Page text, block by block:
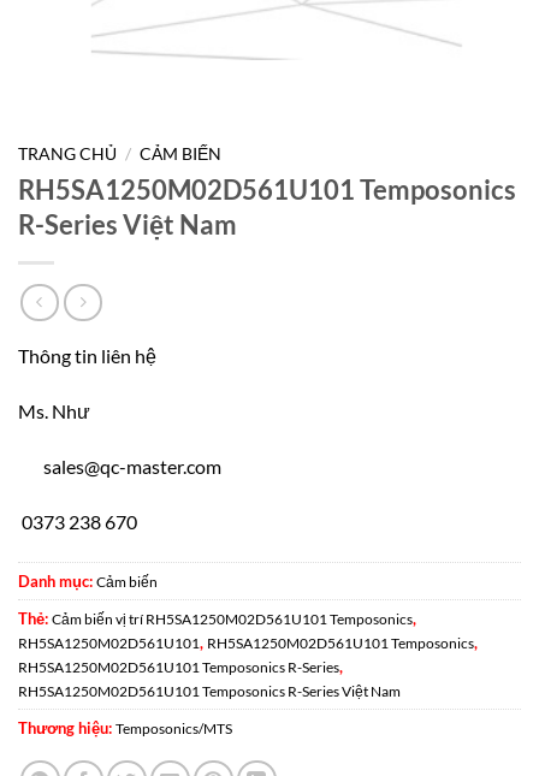
TRANG CHỦ / CẢM BIẾN
RH5SA1250M02D561U101 Temposonics
R-Series Việt Nam
Thông tin liên hệ
Ms. Như
sales@qc-master.com
0373 238 670
Danh mục: Cảm biến
Thẻ: Cảm biến vị trí RH5SA1250M02D561U101 Temposonics,
RH5SA1250M02D561U101, RH5SA1250M02D561U101 Temposonics,
RH5SA1250M02D561U101 Temposonics R-Series,
RH5SA1250M02D561U101 Temposonics R-Series Việt Nam
Thương hiệu: Temposonics/MTS